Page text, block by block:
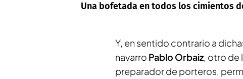
Una bofetada en todos los cimientos
Y, en sentido contrario a
navarro Pablo Orbaiz, otro de
preparador de porteros,